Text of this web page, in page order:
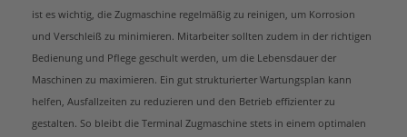
ist es wichtig, die Zugmaschine regelmäßig zu reinigen, um Korrosion
und Verschleiß zu minimieren. Mitarbeiter sollten zudem in der richtigen
Bedienung und Pflege geschult werden, um die Lebensdauer der
Maschinen zu maximieren. Ein gut strukturierter Wartungsplan kann
helfen, Ausfallzeiten zu reduzieren und den Betrieb effizienter zu
gestalten. So bleibt die Terminal Zugmaschine stets in einem optimalen